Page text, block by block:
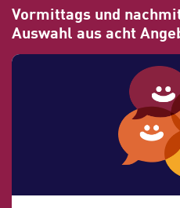
Vormittags und
Auswahl aus acht